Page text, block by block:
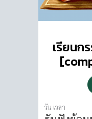
เรียนก
วัน เวลา